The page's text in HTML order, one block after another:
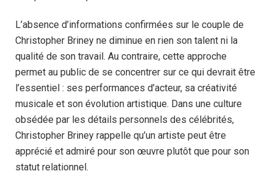
L’absence d’informations confirmées sur le couple de
Christopher Briney ne diminue en rien son talent ni la
qualité de son travail. Au contraire, cette approche
permet au public de se concentrer sur ce qui devrait être
l’essentiel : ses performances d’acteur, sa créativité
musicale et son évolution artistique. Dans une culture
obsédée par les détails personnels des célébrités,
Christopher Briney rappelle qu’un artiste peut être
apprécié et admiré pour son œuvre plutôt que pour son
statut relationnel.